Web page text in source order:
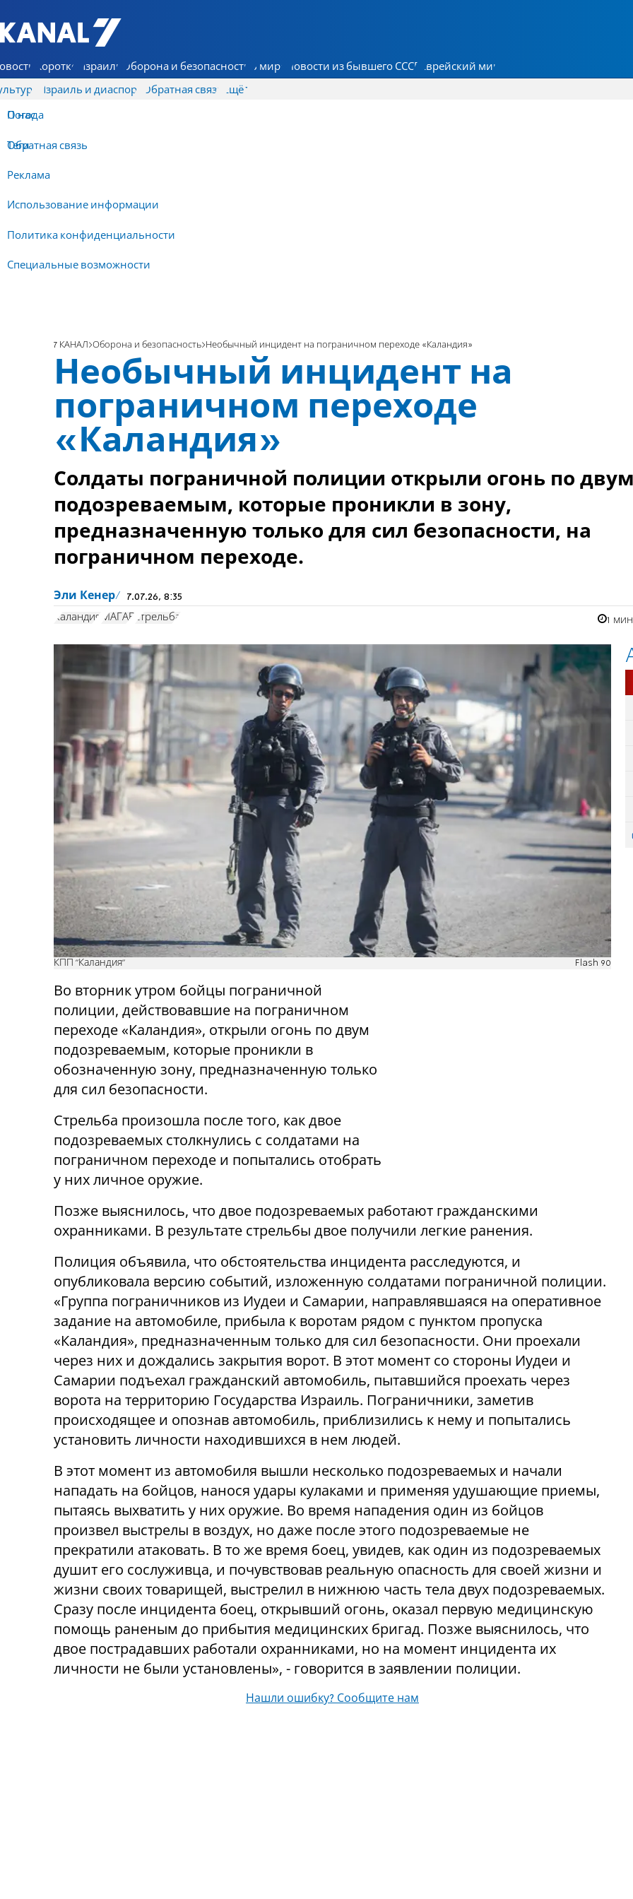
7 КАНАЛ - Аруц Шева
Коротко Израиль Оборона и безопасность В мире Новости из бывшего СССР Еврейский мир
Израиль и диаспора Обратная связь
О нас
Обратная связь
Реклама
Использование информации
Политика конфиденциальности
Специальные возможности
Ещё
Погода
Теги
7 КАНАЛ Оборона и безопасность Необычный инцидент на пограничном переходе «Каландия»
Необычный инцидент на
пограничном переходе
«Каландия»
Солдаты пограничной полиции открыли огонь по
подозреваемым, которые проникли в зону,
предназначенную только для сил безопасности, на
пограничном переходе.
Эли Кенер 7.07.26, 8:35
Каландия МАГАВ стрельба 1
КПП "Каландия" Flash 90
Во вторник утром бойцы пограничной
полиции, действовавшие на пограничном
переходе «Каландия», открыли огонь по двум
подозреваемым, которые проникли в
обозначенную зону, предназначенную только
для сил безопасности.
Стрельба произошла после того, как двое
подозреваемых столкнулись с солдатами на
пограничном переходе и попытались отобрать
у них личное оружие.
Позже выяснилось, что двое подозреваемых работают гражданскими
охранниками. В результате стрельбы двое получили легкие ранения.
Полиция объявила, что обстоятельства инцидента расследуются, и
опубликовала версию событий, изложенную солдатами пограничной полиции.
«Группа пограничников из Иудеи и Самарии, направлявшаяся на оперативное
задание на автомобиле, прибыла к воротам рядом с пунктом пропуска
«Каландия», предназначенным только для сил безопасности. Они проехали
через них и дождались закрытия ворот. В этот момент со стороны Иудеи и
Самарии подъехал гражданский автомобиль, пытавшийся проехать через
ворота на территорию Государства Израиль. Пограничники, заметив
происходящее и опознав автомобиль, приблизились к нему и попытались
установить личности находившихся в нем людей.
В этот момент из автомобиля вышли несколько подозреваемых и начали
нападать на бойцов, нанося удары кулаками и применяя удушающие приемы,
пытаясь выхватить у них оружие. Во время нападения один из бойцов
произвел выстрелы в воздух, но даже после этого подозреваемые не
прекратили атаковать. В то же время боец, увидев, как один из подозреваемых
душит его сослуживца, и почувствовав реальную опасность для своей жизни и
жизни своих товарищей, выстрелил в нижнюю часть тела двух подозреваемых.
Сразу после инцидента боец, открывший огонь, оказал первую медицинскую
помощь раненым до прибытия медицинских бригад. Позже выяснилось, что
двое пострадавших работали охранниками, но на момент инцидента их
личности не были установлены», - говорится в заявлении полиции.
Нашли ошибку? Сообщите нам